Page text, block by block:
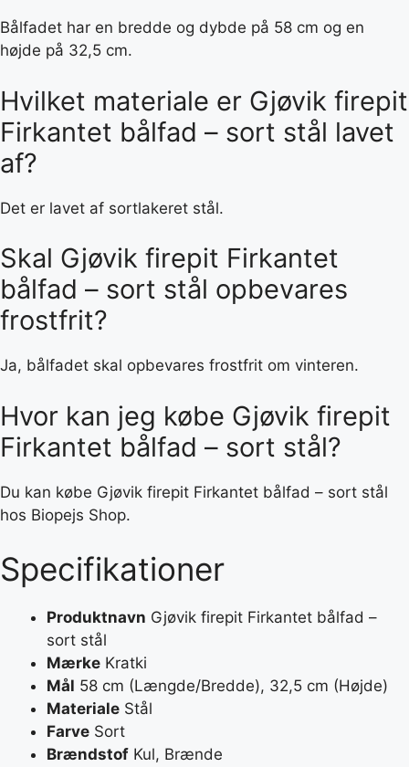
Bålfadet har en bredde og dybde på 58 cm og en
højde på 32,5 cm.
Hvilket materiale er Gjøvik firepit
Firkantet bålfad – sort stål lavet
af?
Det er lavet af sortlakeret stål.
Skal Gjøvik firepit Firkantet
bålfad – sort stål opbevares
frostfrit?
Ja, bålfadet skal opbevares frostfrit om vinteren.
Hvor kan jeg købe Gjøvik firepit
Firkantet bålfad – sort stål?
Du kan købe Gjøvik firepit Firkantet bålfad – sort stål
hos Biopejs Shop.
Specifikationer
Produktnavn Gjøvik firepit Firkantet bålfad –
sort stål
Mærke Kratki
Mål 58 cm (Længde/Bredde), 32,5 cm (Højde)
Materiale Stål
Farve Sort
Brændstof Kul, Brænde